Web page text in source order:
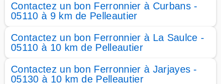
Contactez un bon Ferronnier à Curbans -
05110 à 9 km de Pelleautier
Contactez un bon Ferronnier à La Saulce -
05110 à 10 km de Pelleautier
Contactez un bon Ferronnier à Jarjayes -
05130 à 10 km de Pelleautier